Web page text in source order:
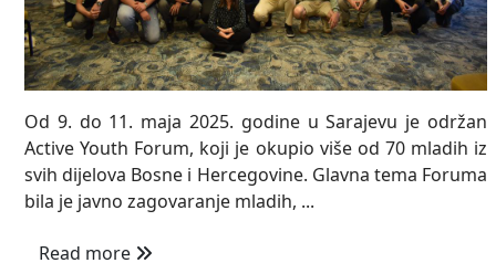
Od 9. do 11. maja 2025. godine u Sarajevu je održan
Active Youth Forum, koji je okupio više od 70 mladih iz
svih dijelova Bosne i Hercegovine. Glavna tema Foruma
bila je javno zagovaranje mladih, ...
Read more